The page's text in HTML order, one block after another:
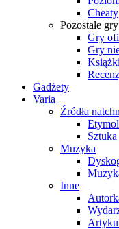
Cheaty
Pozostałe gry
Gry
Gry
Gadżety
Varia
Źródła
Muzyka
Inne